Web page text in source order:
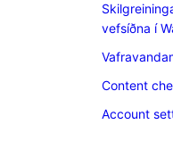
vefsíðna í
Content
Account